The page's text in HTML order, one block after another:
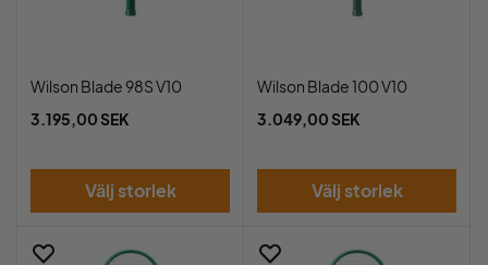
Wilson Blade 98S V10
3.195,00 SEK
Välj storlek
Wilson Blade 100 V10
3.049,00 SEK
Välj storlek